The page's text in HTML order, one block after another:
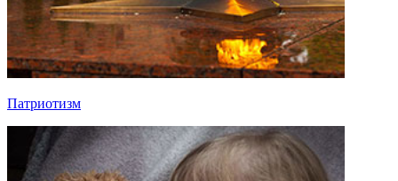
Патриотизм